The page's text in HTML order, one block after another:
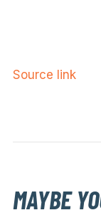
Source link
MAYBE